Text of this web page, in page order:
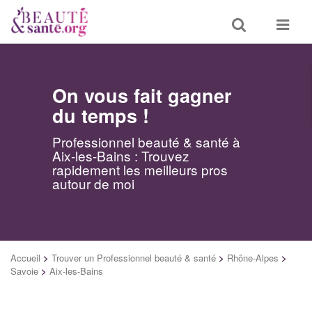
Toggle
search
Toggle
On vous fait gagner
du temps !
Professionnel beauté & santé à
Aix-les-Bains : Trouvez
rapidement les meilleurs pros
autour de moi
Accueil > Trouver un Professionnel beauté & santé > Rhône-Alpes >
Savoie > Aix-les-Bains